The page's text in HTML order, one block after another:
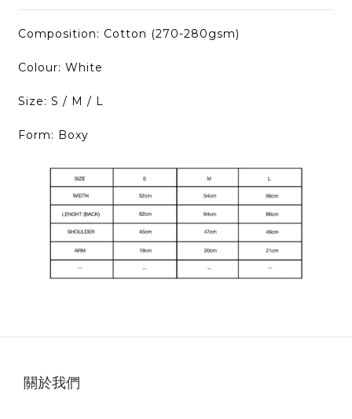
Composition: Cotton (270-280gsm)
Colour: White
Size: S / M / L
Form: Boxy
關於我們